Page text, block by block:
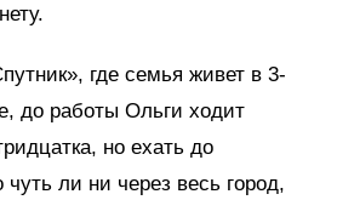
где семья живет в 3-
до работы Ольги ходит
но ехать до
ли ни через весь город,